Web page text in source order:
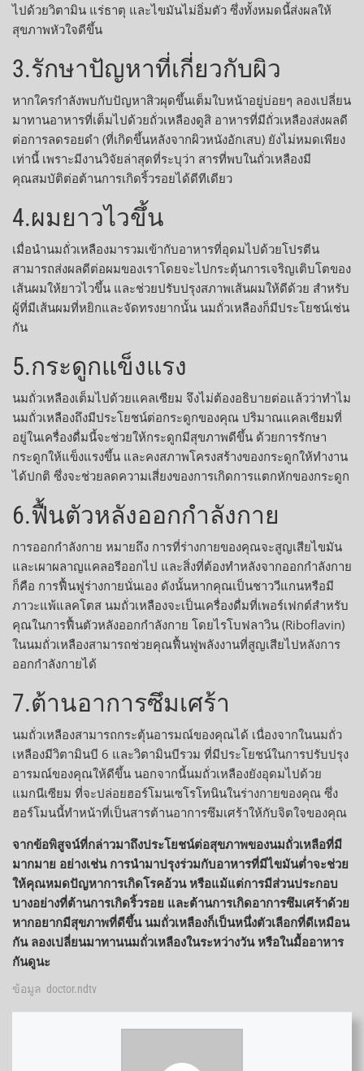
ไปด้วยวิตามิน แร่ธาตุ และไขมันไม่อิ่มตัว ซึ่งทั้งหมดนี้ส่งผลให้
สุขภาพหัวใจดีขึ้น
3.รักษาปัญหาที่เกี่ยวกับผิว
หากใครกำลังพบกับปัญหาสิวผุดขึ้นเต็มใบหน้าอยู่บ่อยๆ ลองเปลี่ยน
มาทานอาหารที่เต็มไปด้วยถั่วเหลืองดูสิ อาหารที่มีถั่วเหลืองส่งผลดี
ต่อการลดรอยดำ (ที่เกิดขึ้นหลังจากผิวหนังอักเสบ) ยังไม่หมดเพียง
เท่านี้ เพราะมีงานวิจัยล่าสุดที่ระบุว่า สารที่พบในถั่วเหลืองมี
คุณสมบัติต่อต้านการเกิดริ้วรอยได้ดีทีเดียว
4.ผมยาวไวขึ้น
เมื่อนำนมถั่วเหลืองมารวมเข้ากับอาหารที่อุดมไปด้วยโปรตีน
สามารถส่งผลดีต่อผมของเราโดยจะไปกระตุ้นการเจริญเติบโตของ
เส้นผมให้ยาวไวขึ้น และช่วยปรับปรุงสภาพเส้นผมให้ดีด้วย สำหรับ
ผู้ที่มีเส้นผมที่หยิกและจัดทรงยากนั้น นมถั่วเหลืองก็มีประโยชน์เช่น
กัน
5.กระดูกแข็งแรง
นมถั่วเหลืองเต็มไปด้วยแคลเซียม จึงไม่ต้องอธิบายต่อแล้วว่าทำไม
นมถั่วเหลืองถึงมีประโยชน์ต่อกระดูกของคุณ ปริมาณแคลเซียมที่
อยู่ในเครื่องดื่มนี้จะช่วยให้กระดูกมีสุขภาพดีขึ้น ด้วยการรักษา
กระดูกให้แข็งแรงขึ้น และคงสภาพโครงสร้างของกระดูกให้ทำงาน
ได้ปกติ ซึ่งจะช่วยลดความเสี่ยงของการเกิดการแตกหักของกระดูก
6.ฟื้นตัวหลังออกกำลังกาย
การออกกำลังกาย หมายถึง การที่ร่างกายของคุณจะสูญเสียไขมัน
และเผาผลาญแคลอรีออกไป และสิ่งที่ต้องทำหลังจากออกกำลังกาย
ก็คือ การฟื้นฟูร่างกายนั่นเอง ดังนั้นหากคุณเป็นชาววีแกนหรือมี
ภาวะแพ้แลคโตส นมถั่วเหลืองจะเป็นเครื่องดื่มที่เพอร์เฟกต์สำหรับ
คุณในการฟื้นตัวหลังออกกำลังกาย โดยไรโบฟลาวิน (Riboflavin)
ในนมถั่วเหลืองสามารถช่วยคุณฟื้นฟูพลังงานที่สูญเสียไปหลังการ
ออกกำลังกายได้
7.ต้านอาการซึมเศร้า
นมถั่วเหลืองสามารถกระตุ้นอารมณ์ของคุณได้ เนื่องจากในนมถั่ว
เหลืองมีวิตามินบี 6 และวิตามินบีรวม ที่มีประโยชน์ในการปรับปรุง
อารมณ์ของคุณให้ดีขึ้น นอกจากนี้นมถั่วเหลืองยังอุดมไปด้วย
แมกนีเซียม ที่จะปล่อยฮอร์โมนเซโรโทนินในร่างกายของคุณ ซึ่ง
ฮอร์โมนนี้ทำหน้าที่เป็นสารต้านอาการซึมเศร้าให้กับจิตใจของคุณ
จากข้อพิสูจน์ที่กล่าวมาถึงประโยชน์ต่อสุขภาพของนมถั่วเหลือที่มี
มากมาย อย่างเช่น การนำมาปรุงร่วมกับอาหารที่มีไขมันต่ำจะช่วย
ให้คุณหมดปัญหาการเกิดโรคอ้วน หรือแม้แต่การมีส่วนประกอบ
บางอย่างที่ต้านการเกิดริ้วรอย และต้านการเกิดอาการซึมเศร้าด้วย
หากอยากมีสุขภาพที่ดีขึ้น นมถั่วเหลืองก็เป็นหนึ่งตัวเลือกที่ดีเหมือน
กัน ลองเปลี่ยนมาทานนมถั่วเหลืองในระหว่างวัน หรือในมื้ออาหาร
กันดูนะ
ข้อมูล doctor.ndtv